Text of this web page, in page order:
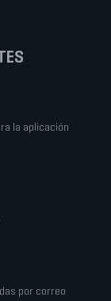
la aplicación
por correo